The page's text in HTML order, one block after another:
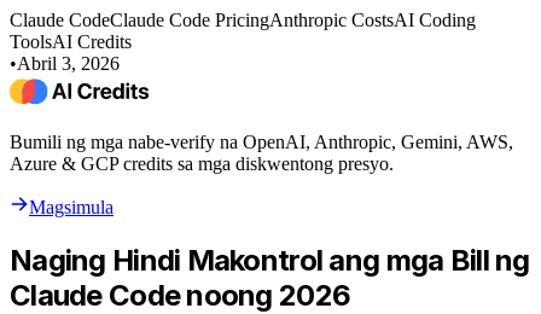
Claude CodeClaude Code PricingAnthropic CostsAI Coding
ToolsAI Credits
•Abril 3, 2026
Bumili ng mga nabe-verify na OpenAI, Anthropic, Gemini, AWS,
Azure & GCP credits sa mga diskwentong presyo.
Magsimula
Naging Hindi Makontrol ang mga Bill ng
Claude Code noong 2026